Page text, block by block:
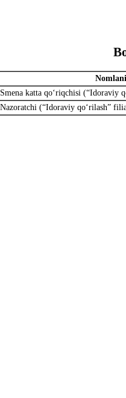
Smena katta qo‘riqchisi (“Idoraviy
Nazoratchi (“Idoraviy qo‘rilash”